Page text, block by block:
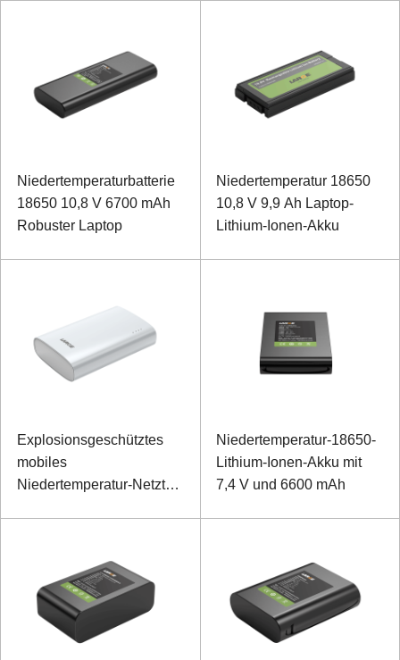
Niedertemperaturbatterie
18650 10,8 V 6700 mAh
Robuster Laptop
Niedertemperatur 18650
10,8 V 9,9 Ah Laptop-
Lithium-Ionen-Akku
Explosionsgeschütztes
mobiles
Niedertemperatur-Netzteil
Niedertemperatur-18650-
Lithium-Ionen-Akku mit
7,4 V und 6600 mAh